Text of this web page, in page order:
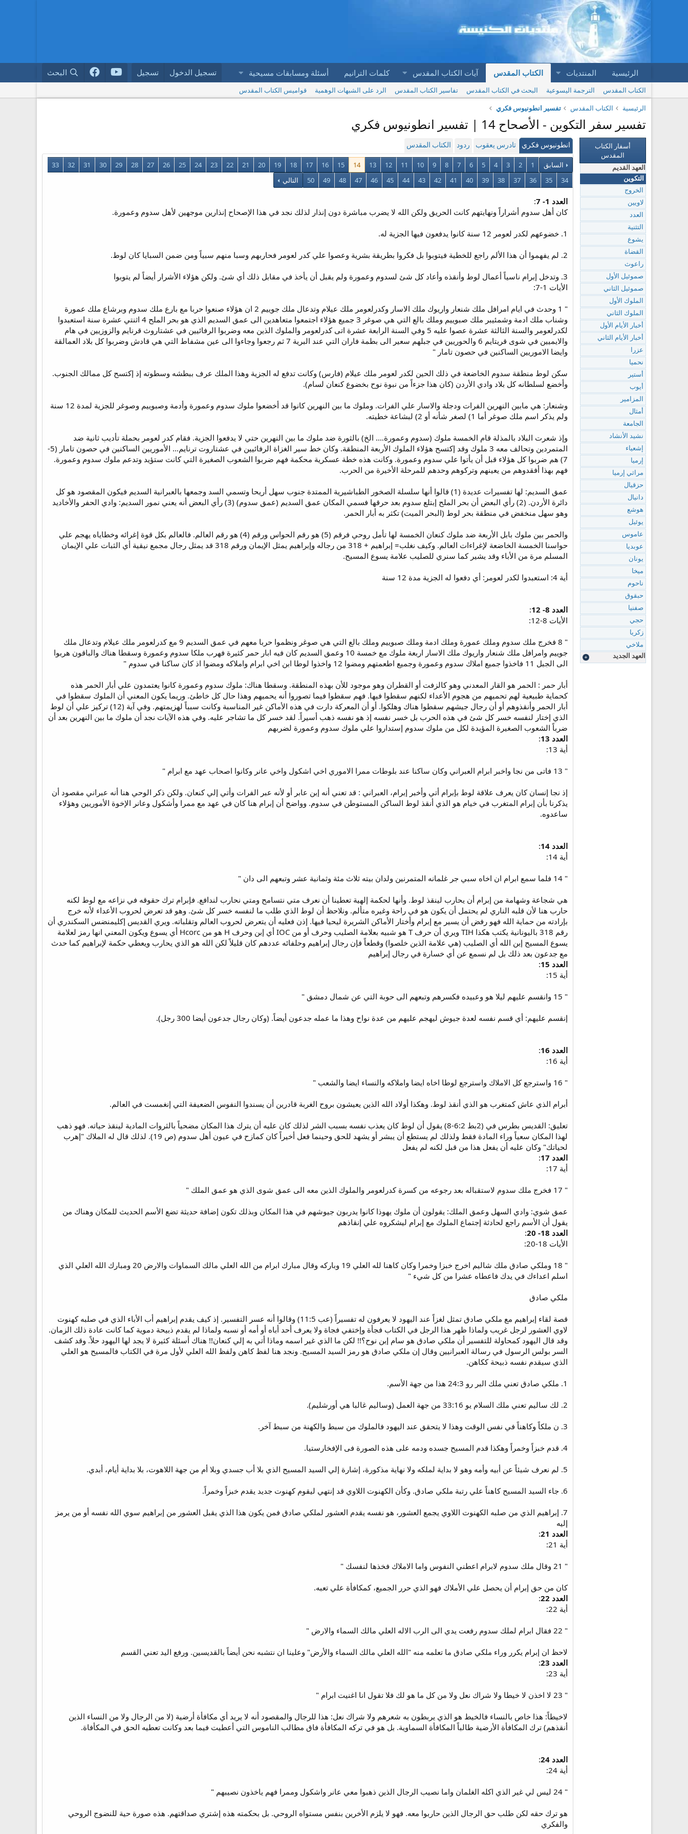
الرئيسية المنتديات الكتاب المقدس آيات الكتاب المقدس كلمات الترانيم أسئلة ومسابقات مسيحية تسجيل الدخول تسجيل البحث
الكتاب المقدس الترجمة اليسوعية البحث في الكتاب المقدس تفاسير الكتاب المقدس الرد على الشبهات الوهمية
قواميس الكتاب المقدس
الرئيسية
الكتاب المقدس تفسير انطونيوس فكري
تفسير سفر التكوين - الأصحاح 14 | تفسير انطونيوس فكري
انطونيوس فكري تادرس يعقوب ردود الكتاب المقدس
السابق 1
2
3
4
5
6
7
8
9
10
11
12
13
14
15
16
17
18
19
20
21
22
23
24
25
26
27
28
29
30
31
32
33
34
35
36
37
38
39
40
41
42
43
44
45
46
47
48
49
50 التالي
العدد 1- 7
:
كان أهل سدوم أشراراً ونهايتهم كانت الحريق ولكن الله لا يضرب مباشرة دون إنذار لذلك نجد في هذا الإصحاح إنذارين موجهين لأهل سدوم وعمورة.
1. خضوعهم لكدر لعومر 12 سنة كانوا يدفعون فيها الجزية له.
2. لم يفهموا أن هذا الألم راجع للخطية فيتوبوا بل فكروا بطريقة بشرية وعصوا علي كدر لعومر فحاربهم وسبا منهم سبياً ومن ضمن السبايا كان لوط.
3. وتدخل إبرام ناسياً أعمال لوط وأنقذه وأعاد كل شئ لسدوم وعمورة ولم يقبل أن يأخذ في مقابل ذلك أي شئ. ولكن هؤلاء الأشرار أيضاً لم يتوبوا
الأيات 1-7:
" 1 وحدث في ايام امرافل ملك شنعار واريوك ملك الاسار وكدرلعومر ملك عيلام وتدعال ملك جوييم 2 ان هؤلاء صنعوا حربا مع بارع ملك سدوم وبرشاع ملك عمورة
وشناب ملك ادمة وشمئيبر ملك صبوييم وملك بالع التي هي صوغر 3 جميع هؤلاء اجتمعوا متعاهدين الى عمق السديم الذي هو بحر الملح 4 اثنتي عشرة سنة استعبدوا
لكدرلعومر والسنة الثالثة عشرة عصوا عليه 5 وفي السنة الرابعة عشرة اتى كدرلعومر والملوك الذين معه وضربوا الرفائيين في عشتاروث قرنايم والزوزيين في هام
والايميين في شوى قريتايم 6 والحوريين في جبلهم سعير الى بطمة فاران التي عند البرية 7 ثم رجعوا وجاءوا الى عين مشفاط التي هي قادش وضربوا كل بلاد العمالقة
وايضا الاموريين الساكنين في حصون تامار "
سكن لوط منطقة سدوم الخاضعة في ذلك الحين لكدر لعومر ملك عيلام (فارس) وكانت تدفع له الجزية وهذا الملك عرف ببطشه وسطوته إذ إكتسح كل ممالك الجنوب.
وأخضع لسلطانه كل بلاد وادي الأردن (كان هذا جزءاً من نبوة نوح بخضوع كنعان لسام).
وشنعار: هي مابين النهرين الفرات ودجلة والاسار علي الفرات. وملوك ما بين النهرين كانوا قد أخضعوا ملوك سدوم وعمورة وأدمة وصبوييم وصوغر للجزية لمدة 12 سنة
ولم يذكر اسم ملك صوغر أما 1) لصغر شأنه أو 2) لبشاعة خطيته.
وإذ شعرت البلاد بالمذلة قام الخمسة ملوك (سدوم وعمورة…. الخ) بالثورة ضد ملوك ما بين النهرين حتي لا يدفعوا الجزية. فقام كدر لعومر بحملة تأديب ثانية ضد
المتمردين وتحالف معه 3 ملوك وقد إكتسح هؤلاء الملوك الأربعة المنطقة. وكان خط سير الغزاة الرفائيين في عشتاروت ترنايم… الأموريين الساكنين في حصون تامار (5-
7) هم ضربوا كل هؤلاء قبل أن يأتوا علي سدوم وعمورة. وكانت هذه خطة عسكرية محكمة فهم ضربوا الشعوب الصغيرة التي كانت ستؤيد وتدعم ملوك سدوم وعمورة.
فهم بهذا أفقدوهم من يعينهم وتركوهم وحدهم للمرحلة الأخيرة من الحرب.
عمق السديم: لها تفسيرات عديدة (1) قالوا أنها سلسلة الصخور الطباشيرية الممتدة جنوب سهل أريحا وتسمي السد وجمعها بالعبرانية السديم فيكون المقصود هو كل
دائرة الأردن. (2) رأي البعض أن بحر الملح إبتلع سدوم بعد حرقها فسمي المكان عمق السديم (عمق سدوم) (3) رأي البعض أنه يعني نمور السديم: وادي الحفر والأخاديد
وهو سهل منخفض في منطقة بحر لوط (البحر الميت) تكثر به أبار الحمر.
والحمر بين ملوك بابل الأربعة ضد ملوك كنعان الخمسة لها تأمل روحي فرقم (5) هو رقم الحواس ورقم (4) هو رقم العالم. فالعالم بكل قوة إغرائه وخطاياه يهجم علي
حواسنا الخمسة الخاضعة لإغراءات العالم. وكيف نغلب= إبراهيم + 318 من رجاله وإبراهيم يمثل الإيمان ورقم 318 قد يمثل رجال مجمع نيقية أي الثبات علي الإيمان
المسلم مرة من الأباء وقد يشير كما سنري للصليب علامة يسوع المسيح.
أية 4: استعبدوا لكدر لعومر: أي دفعوا له الجزية مدة 12 سنة
العدد 8- 12
:
الأيات 8-12:
" 8 فخرج ملك سدوم وملك عمورة وملك ادمة وملك صبوييم وملك بالع التي هي صوغر ونظموا حربا معهم في عمق السديم 9 مع كدرلعومر ملك عيلام وتدعال ملك
جوييم وامرافل ملك شنعار واريوك ملك الاسار اربعة ملوك مع خمسة 10 وعمق السديم كان فيه ابار حمر كثيرة فهرب ملكا سدوم وعمورة وسقطا هناك والباقون هربوا
الى الجبل 11 فاخذوا جميع املاك سدوم وعمورة وجميع اطعمتهم ومضوا 12 واخذوا لوطا ابن اخي ابرام واملاكه ومضوا اذ كان ساكنا في سدوم "
أبار حمر : الحمر هو القار المعدني وهو كالزفت أو القطران وهو موجود للأن بهذه المنطقة. وسقطا هناك: ملوك سدوم وعمورة كانوا يعتمدون علي أبار الحمر هذه
كحماية طبيعية لهم تحميهم من هجوم الأعداء لكنهم سقطوا فيها. فهم سقطوا فيما تصوروا أنه يحميهم وهذا حال كل خاطئ. وريما يكون المعني أن الملوك سقطوا في
أبار الحمر وأنقذوهم أو أن رجال جيشهم سقطوا هناك وهلكوا. أو أن المعركة دارت في هذه الأماكن غير المناسبة وكانت سبباً لهزيمتهم. وفي آية (12) تركيز علي أن لوط
الذي إختار لنفسه خسر كل شئ في هذه الحرب بل خسر نفسه إذ هو نفسه ذهب أسيراً. لقد خسر كل ما تشاجر عليه. وفي هذه الآيات نجد أن ملوك ما بين النهرين بعد أن
ضرباً الشعوب الصغيرة المؤيدة لكل من ملوك سدوم إستداروا علي ملوك سدوم وعمورة لضربهم
العدد 13
:
أية 13:
" 13 فاتى من نجا واخبر ابرام العبراني وكان ساكنا عند بلوطات ممرا الاموري اخي اشكول واخي عانر وكانوا اصحاب عهد مع ابرام "
إذ نجا إنسان كان يعرف علاقة لوط بإبرام أتي وأخبر إبرام، العبراني : قد تعني أنه إبن عابر أو لأنه عبر الفرات وأتي إلي كنعان. ولكن ذكر الوحي هنا أنه عبراني مقصود أن
يذكرنا بأن إبرام المتغرب في خيام هو الذي أنقذ لوط الساكن المستوطن في سدوم. وواضح أن إبرام هنا كان في عهد مع ممرا وأشكول وعانر الإخوة الأموريين وهؤلاء
ساعدوه.
العدد 14
:
أية 14:
" 14 فلما سمع ابرام ان اخاه سبي جر غلمانه المتمرنين ولدان بيته ثلاث مئة وثمانية عشر وتبعهم الى دان "
هي شجاعة وشهامة من إبرام أن يحارب لينقذ لوط. وأنها لحكمة إلهية تعطينا أن نعرف متي نتسامح ومتي نحارب لندافع. فإبرام ترك حقوقه في نزاعه مع لوط لكنه
حارب هنا لأن قلبه الناري لم يحتمل أن يكون هو في راحة وغيره متألم. ونلاحظ أن لوط الذي طلب ما لنفسه خسر كل شئ. وهو قد تعرض لحروب الأعداء لأنه خرج
بإرادته من حماية الله فهو رفض أن يسير مع إبرام وأختار الأماكن الشريرة ليحيا فيها. إذن فعليه أن يتعرض لحروب العالم وتقلباته. ويري القديس إكليمنضس السكندري أن
رقم 318 باليونانية يكتب هكذا TIH ويري أن حرف T هو شبيه بعلامة الصليب وحرف أو من IOC أي إبن وحرف H هو من Hcorc أي يسوع ويكون المعني انها رمز لعلامة
يسوع المسيح إبن الله أي الصليب (هي علامة الذين خلصوا) وقطعاً فإن رجال إبراهيم وحلفائه عددهم كان قليلاً لكن الله هو الذي يحارب ويعطي حكمة لإبراهيم كما حدث
مع جدعون بعد ذلك بل لم نسمع عن أي خسارة في رجال إبراهيم
العدد 15
:
أية 15:
" 15 وانقسم عليهم ليلا هو وعبيده فكسرهم وتبعهم الى حوبة التي عن شمال دمشق "
إنقسم عليهم: أي قسم نفسه لعدة جيوش ليهجم عليهم من عدة نواح وهذا ما عمله جدعون أيضاً. (وكان رجال جدعون أيضا 300 رجل).
العدد 16
:
أية 16:
" 16 واسترجع كل الاملاك واسترجع لوطا اخاه ايضا واملاكه والنساء ايضا والشعب "
أبرام الذي عاش كمتغرب هو الذي أنقذ لوط. وهكذا أولاد الله الذين يعيشون بروح الغربة قادرين أن يسندوا النفوس الضعيفة التي إنغمست في العالم.
تعليق: القديس بطرس في (2بط 6:2-8) يقول أن لوط كان يعذب نفسه بسبب الشر لذلك كان عليه أن يترك هذا المكان مضحياً بالثروات المادية لينقذ حياته. فهو ذهب
لهذا المكان سعياً وراء المادة فقط ولذلك لم يستطع أن يبشر أو يشهد للحق وحينما فعل أخيراً كان كمازح في عيون أهل سدوم (ص 19). لذلك قال له الملاك "إهرب
لحياتك" وكان عليه أن يفعل هذا من قبل لكنه لم يفعل
العدد 17
:
أية 17:
" 17 فخرج ملك سدوم لاستقباله بعد رجوعه من كسرة كدرلعومر والملوك الذين معه الى عمق شوى الذي هو عمق الملك "
عمق شوي: وادي السهل وعمق الملك: يقولون أن ملوك يهوذا كانوا يدربون جيوشهم في هذا المكان وبذلك تكون إضافة حديثة تضع الأسم الحديث للمكان وهناك من
يقول أن الأسم راجع لحادثة إجتماع الملوك مع إبرام ليشكروه علي إنقاذهم
العدد 18- 20
:
الأيات 18-20:
" 18 وملكي صادق ملك شاليم اخرج خبزا وخمرا وكان كاهنا لله العلي 19 وباركه وقال مبارك ابرام من الله العلي مالك السماوات والارض 20 ومبارك الله العلي الذي
اسلم اعداءك في يدك فاعطاه عشرا من كل شيء "
ملكي صادق
قصة لقاء إبراهيم مع ملكي صادق تمثل لغزاً عند اليهود لا يعرفون له تفسيراً (عب 11:5) وقالوا أنه عسر التفسير. إذ كيف يقدم إبراهيم أب الأباء الذي في صلبه كهنوت
لاوي العشور لرجل غريب ولماذا ظهر هذا الرجل في الكتاب فجأة وإختفي فجاة ولا يعرف أحد أباه أو أمه أو نسبه ولماذا لم يقدم ذبيحة دموية كما كانت عادة ذلك الزمان.
وقد قال اليهود كمحاولة للتفسير أن ملكي صادق هو سام إبن نوح؟!! لكن ما الذي غير اسمه وماذا أتي به إلي كنعان!! هناك أسئلة كثيرة لا يجد لها اليهود حلاً. وقد كشف
السر بولس الرسول في رسالة العبرانيين وقال إن ملكي صادق هو رمز السيد المسيح. ونجد هنا لفظ كاهن ولفظ الله العلي لأول مرة في الكتاب فالمسيح هو العلي
الذي سيقدم نفسه ذبيحة ككاهن.
1. ملكي صادق تعني ملك البر رو 24:3 هذا من جهة الأسم.
2. لك ساليم تعني ملك السلام يو 33:16 من جهة العمل (وساليم غالبا هي أورشليم).
3. ن ملكاً وكاهناً في نفس الوقت وهذا لا يتحقق عند اليهود فالملوك من سبط والكهنة من سبط آخر.
4. قدم خبزاً وخمراً وهكذا قدم المسيح جسده ودمه على هذه الصورة فى الإفخارستيا.
5. لم نعرف شيئاً عن أبيه وأمه وهو لا بداية لملكه ولا نهاية مذكورة، إشارة إلي السيد المسيح الذي بلا أب جسدي وبلا أم من جهة اللاهوت، بلا بداية أيام، أبدي.
6. جاء السيد المسيح كاهناً علي رتبة ملكي صادق. وكأن الكهنوت اللاوي قد إنتهي ليقوم كهنوت جديد يقدم خبزاً وخمراً.
7. إبراهيم الذي من صلبه الكهنوت اللاوي يجمع العشور، هو نفسه يقدم العشور لملكي صادق فمن يكون هذا الذي يقبل العشور من إبراهيم سوي الله نفسه أو من يرمز
إليه
العدد 21
:
أية 21:
" 21 وقال ملك سدوم لابرام اعطني النفوس واما الاملاك فخذها لنفسك "
كان من حق إبرام أن يحصل علي الأملاك فهو الذي حرر الجميع، كمكافأة علي تعبه.
العدد 22
:
أية 22:
" 22 فقال ابرام لملك سدوم رفعت يدي الى الرب الاله العلي مالك السماء والارض "
لاحظ ان إبرام يكرر وراء ملكي صادق ما تعلمه منه "الله العلي مالك السماء والأرض" وعلينا ان نتشبه نحن أيضاً بالقديسين. ورفع اليد تعني القسم
العدد 23
:
أية 23:
" 23 لا اخذن لا خيطا ولا شراك نعل ولا من كل ما هو لك فلا تقول انا اغنيت ابرام "
لاخيطاً: هذا خاص بالنساء فالخيط هو الذي يربطون به شعرهم ولا شراك نعل: هذا للرجال والمقصود أنه لا يريد أي مكافأة أرضية (لا من الرجال ولا من النساء الذين
أنقذهم) ترك المكافأة الأرضية طالباً المكافأة السماوية. بل هو في تركه المكافأة فاق مطالب الناموس التي أعطيت فيما بعد وكانت تعطيه الحق في المكأفاة.
العدد 24
:
أية 24:
" 24 ليس لي غير الذي اكله الغلمان واما نصيب الرجال الذين ذهبوا معي عانر واشكول وممرا فهم ياخذون نصيبهم "
هو ترك حقه لكن طلب حق الرجال الذين حاربوا معه. فهو لا يلزم الأخرين بنفس مستواه الروحي. بل بحكمته هذه إشتري صداقتهم. هذه صورة حية للنضوج الروحي
والفكري
أسفار الكتاب
المقدس
العهد القديم
التكوين
الخروج
لاويين
العدد
التثنية
يشوع
القضاة
راعوث
صموئيل الأول
صموئيل الثاني
الملوك الأول
الملوك الثاني
أخبار الأيام الأول
أخبار الأيام الثاني
عزرا
نحميا
أستير
أيوب
المزامير
أمثال
الجامعة
نشيد الأنشاد
إشعياء
إرميا
مراثي إرميا
حزقيال
دانيال
هوشع
يوئيل
عاموس
عوبديا
يونان
ميخا
ناحوم
حبقوق
صفنيا
حجي
زكريا
ملاخي
العهد الجديد